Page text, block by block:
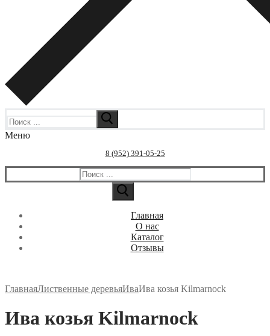
Меню
8 (952) 391-05-25
Искать:
Главная
О нас
Каталог
Отзывы
ГлавнаяЛиственные деревьяИваИва козья Kilmarnock
Ива козья Kilmarnock